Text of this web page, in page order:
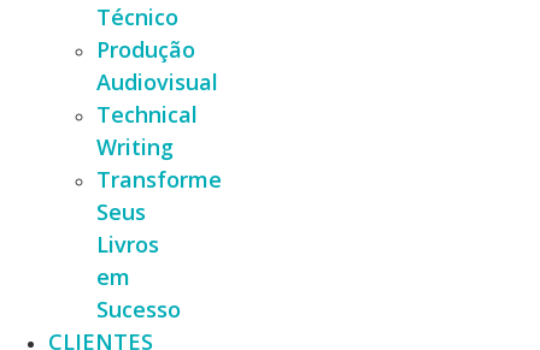
Técnico
Produção
Audiovisual
Technical
Writing
Transforme
Seus
Livros
em
Sucesso
CLIENTES